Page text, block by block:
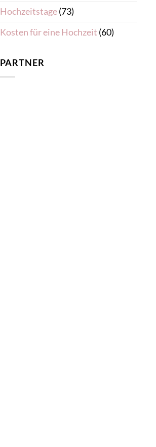
Hochzeitstage(73)
Kosten für eine Hochzeit (60)
PARTNER